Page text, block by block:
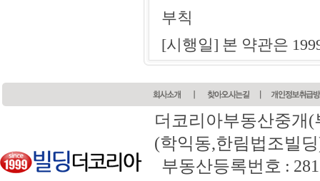
부칙
[시행일] 본 약관은
더코리아부동산중개
(학익동,한림법조빌
부동산등록번호 :